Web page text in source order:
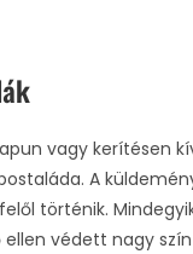
vagy kerítésen
A
történik.
védett nagy